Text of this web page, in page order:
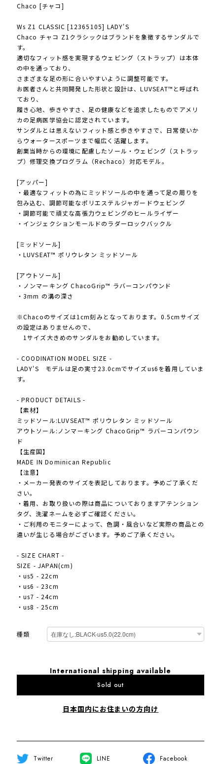
Chaco [チャコ]
Ws Z1 CLASSIC [12365105] LADY'S
Chaco チャコ Z1クラシックはブランドを象徴するサンダルで
す。
適切なフィット感を実現するウェビング（ストラップ）は本体
の中を通っており、
さまざまな足の形に合いやすいように調整可能です。
お医者さんと共同開発した形状と設計は、LUVSEAT™と呼ばれ
ており、
履き心地、歩きやすさ、足の健康などを追求したものでアメリ
カの足病医学協会に認定されています。
サンダルとは思えないフィット感と歩きやすさで、日常使いか
らウォータースポーツまで幅広く活躍します。
創業当時からの環境に配慮したソール・ウェビング（ストラッ
プ）修理交換プログラム（Rechaco）対応モデル。
[アッパー]
・最適なフィットの為にミッドソールの中を通って足の周りを
包み込む、調節可能なポリエステルジャガードウェビング
・調節可能で頑丈な高張力ウェビングのヒールライザー
・インジェクションモールドのラダーロックバックル
[ミッドソール]
・LUVSEAT™ ポリウレタン ミッドソール
[アウトソール]
・ノンマーキング ChacoGrip™ ラバーコンパウンド
・3mm の溝の深さ
※Chacoのサイズは1cm刻みとなっております。0.5cmサイズ
の設定はありませんので、
1サイズ大きめのサンダルをお勧めしています。
- COODINATION MODEL SIZE -
LADY'S モデルは足の実寸23.0cmでサイズus6を着用していま
す。
- PRODUCT DETAILS -
【素材】
ミッドソール:LUVSEAT™ ポリウレタン ミッドソール
アウトソール:ノンマーキング ChacoGrip™ ラバーコンパウン
ド
【生産国】
MADE IN Dominican Republic
【注意】
・メーカー発表のサイズを表記しております。予めご了承くだ
さい。
・着用、お取り扱いの際は商品についておりますアテンション
タグ、洗濯ネームを必ずご確認ください。
・ご利用のモニターによって、色調・風合いなど実際の商品との
違いが生じる場合がございます。予めご了承ください。
- SIZE CHART -
SIZE - JAPAN(cm)
・us5 - 22cm
・us6 - 23cm
・us7 - 24cm
・us8 - 25cm
種類
International shipping available
Sold out
日本国内にお住まいの方向け
Twitter LINE Facebook